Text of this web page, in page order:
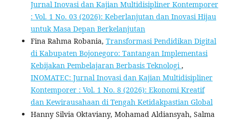
Jurnal Inovasi dan Kajian Multidisipliner Kontemporer
: Vol. 1 No. 03 (2026): Keberlanjutan dan Inovasi Hijau
untuk Masa Depan Berkelanjutan
Fina Rahma Robania, Transformasi Pendidikan Digital
di Kabupaten Bojonegoro: Tantangan Implementasi
Kebijakan Pembelajaran Berbasis Teknologi,
INOMATEC: Jurnal Inovasi dan Kajian Multidisipliner
Kontemporer : Vol. 1 No. 8 (2026): Ekonomi Kreatif
dan Kewirausahaan di Tengah Ketidakpastian Global
Hanny Silvia Oktaviany, Mohamad Aldiansyah, Salma